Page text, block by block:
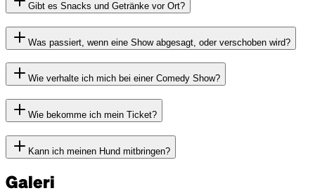
Gibt es Snacks und Getränke vor Ort?
Was passiert, wenn eine Show abgesagt, oder verschoben wird?
Wie verhalte ich mich bei einer Comedy Show?
Wie bekomme ich mein Ticket?
Kann ich meinen Hund mitbringen?
Galeri